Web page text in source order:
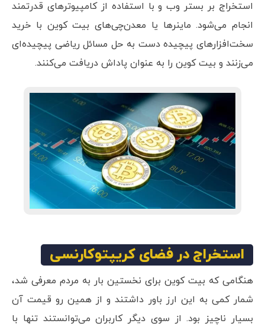
استخراج بر بستر وب و با استفاده از کامپیوترهای قدرتمند
انجام می‌شود. ماینرها یا معدن‌چی‌های بیت کوین با خرید
سخت‌افزارهای پیچیده دست به حل مسائل ریاضی پیچیده‌ای
می‌زنند و بیت کوین را به عنوان پاداش دریافت می‌کنند.
استخراج در فضای کریپتوکارنسی
هنگامی که بیت کوین برای نخستین بار به مردم معرفی شد،
شمار کمی به این ارز باور داشتند و از همین رو قیمت آن
بسیار ناچیز بود. از سوی دیگر کاربران می‌توانستند تنها با